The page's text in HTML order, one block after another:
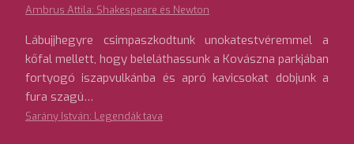
Ambrus Attila: Shakespeare és Newton
Lábujjhegyre csimpaszkodtunk unokatestvéremmel a
kőfal mellett, hogy beleláthassunk a Kovászna parkjában
fortyogó iszapvulkánba és apró kavicsokat dobjunk a
fura szagú…
Sarány István: Legendák tava